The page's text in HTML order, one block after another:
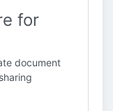
for
document